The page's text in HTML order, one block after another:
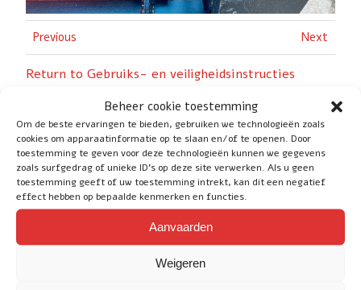
Beheer cookie toestemming
Om de beste ervaringen te bieden, gebruiken we technologieën zoals
cookies om apparaatinformatie op te slaan en/of te openen. Door
toestemming te geven voor deze technologieën kunnen we gegevens
zoals surfgedrag of unieke ID's op deze site verwerken. Als u geen
toestemming geeft of uw toestemming intrekt, kan dit een negatief
effect hebben op bepaalde kenmerken en functies.
Aanvaarden
Weigeren
Previous Next
Return to Gebruiks- en veiligheidsinstructies
Social